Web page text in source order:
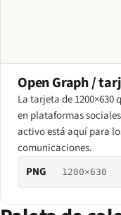
Open Graph /
La tarjeta de
en plataformas
activo está aquí para
comunicaciones.
PNG
1200×630